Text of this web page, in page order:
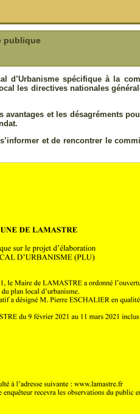
publique
d’Urbanisme spécifique à la
les directives nationales
et les désagréments
et de rencontrer le